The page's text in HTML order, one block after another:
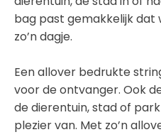
bag past gemakkelijk dat
zo’n dagje.
Een allover bedrukte
voor de ontvanger. Ook
de dierentuin, stad of
plezier van. Met zo’n